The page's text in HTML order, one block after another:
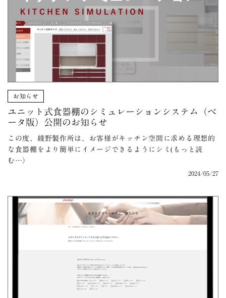
お知らせ
ユニット式食器棚のシミュレーションシステム（ベ
ータ版）公開のお知らせ
この度、綾野製作所は、お客様がキッチン空間に求める理想的
な食器棚をより簡単にイメージできるようにシミ(もっと読
む…）
2024/05/27